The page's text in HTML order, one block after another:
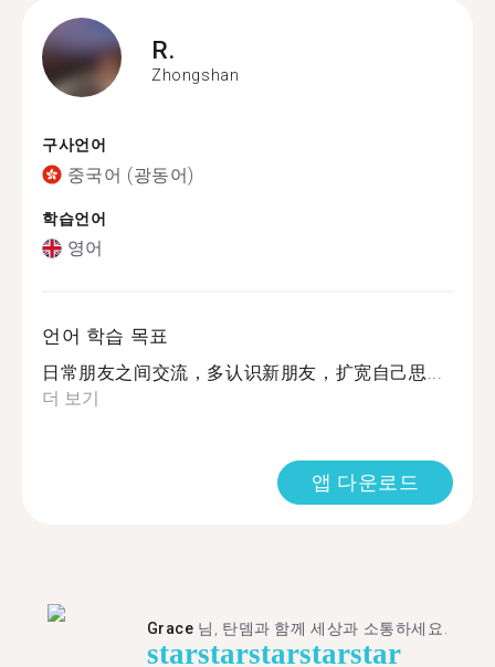
R.
Zhongshan
구사언어
중국어 (광동어)
학습언어
영어
언어 학습 목표
日常朋友之间交流，多认识新朋友，扩宽自己思...
더 보기
앱 다운로드
Grace 님, 탄뎀과 함께 세상과 소통하세요.
starstarstarstarstar